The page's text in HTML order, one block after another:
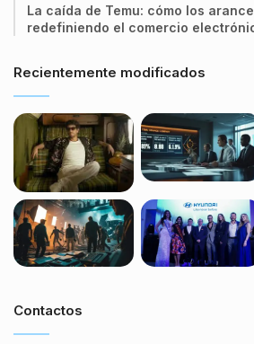
La caída de Temu: cómo los
redefiniendo el comercio
Recientemente modificados
Contactos